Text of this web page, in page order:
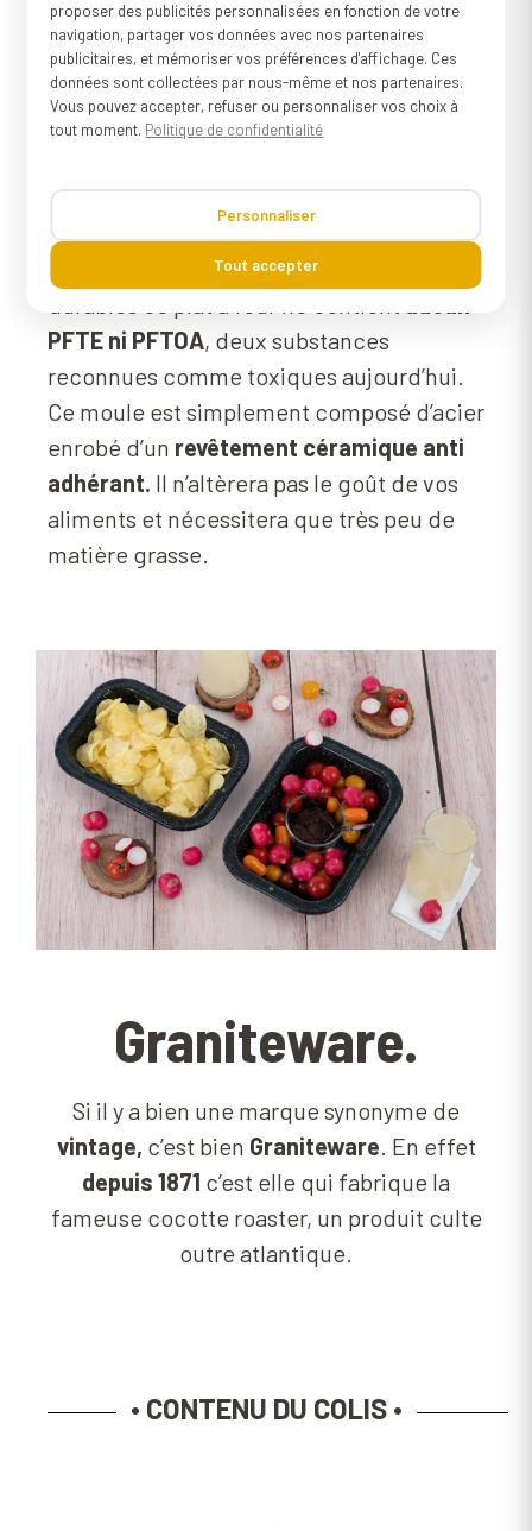
Céramique sans
PTFE ni PFOA.
Fabriqué à partir de matériaux sains et
PFTE ni PFTOA, deux substances
reconnues comme toxiques aujourd’hui.
Ce moule est simplement composé d’acier
enrobé d’un revêtement céramique anti
adhérant. Il n’altèrera pas le goût de vos
aliments et nécessitera que très peu de
matière grasse.
Graniteware.
Si il y a bien une marque synonyme de
vintage, c’est bien Graniteware . En effet
depuis 1871 c’est elle qui fabrique la
fameuse cocotte roaster, un produit culte
outre atlantique.
• CONTENU DU COLIS •
proposer des publicités personnalisées en fonction de votre
navigation, partager vos données avec nos partenaires
publicitaires, et mémoriser vos préférences d'affichage. Ces
données sont collectées par nous-même et nos partenaires.
Vous pouvez accepter, refuser ou personnaliser vos choix à
tout moment. Politique de confidentialité
Personnaliser
Tout accepter